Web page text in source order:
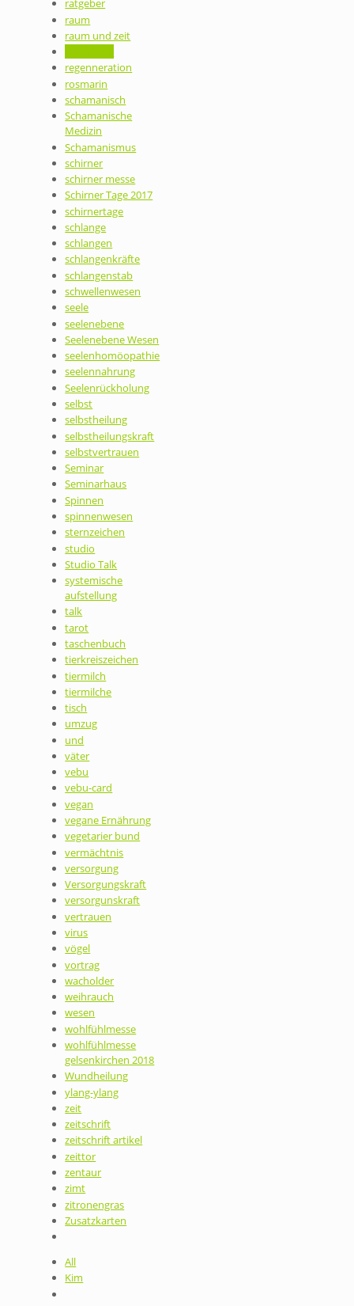
ratgeber
raum
raum und zeit
regenneration
rosmarin
schamanisch
Schamanische
Medizin
Schamanismus
schirner
schirner messe
Schirner Tage 2017
schirnertage
schlange
schlangen
schlangenkräfte
schlangenstab
schwellenwesen
seele
seelenebene
Seelenebene Wesen
seelenhomöopathie
seelennahrung
Seelenrückholung
selbst
selbstheilung
selbstheilungskraft
selbstvertrauen
Seminar
Seminarhaus
Spinnen
spinnenwesen
sternzeichen
studio
Studio Talk
systemische
aufstellung
talk
tarot
taschenbuch
tierkreiszeichen
tiermilch
tiermilche
tisch
umzug
und
väter
vebu
vebu-card
vegan
vegane Ernährung
vegetarier bund
vermächtnis
versorgung
Versorgungskraft
versorgunskraft
vertrauen
virus
vögel
vortrag
wacholder
weihrauch
wesen
wohlfühlmesse
wohlfühlmesse
gelsenkirchen 2018
Wundheilung
ylang-ylang
zeit
zeitschrift
zeitschrift artikel
zeittor
zentaur
zimt
zitronengras
Zusatzkarten
All
Kim